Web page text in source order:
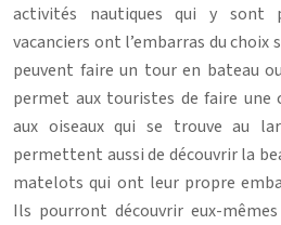
activités nautiques qui y sont
vacanciers ont l’embarras du choix
peuvent faire un tour en bateau
permet aux touristes de faire une
aux oiseaux qui se trouve au
permettent aussi de découvrir la
matelots qui ont leur propre
Ils pourront découvrir eux-